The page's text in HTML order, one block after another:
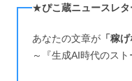
★ぴこ蔵ニュースレタ
あなたの文章が 「稼
～『生成AI時代のスト